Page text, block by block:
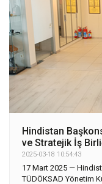
Hindistan
ve Stratejik İş
2025-03-18 10:54:43
17 Mart 2025 —
TÜDÖKSAD Yönetim